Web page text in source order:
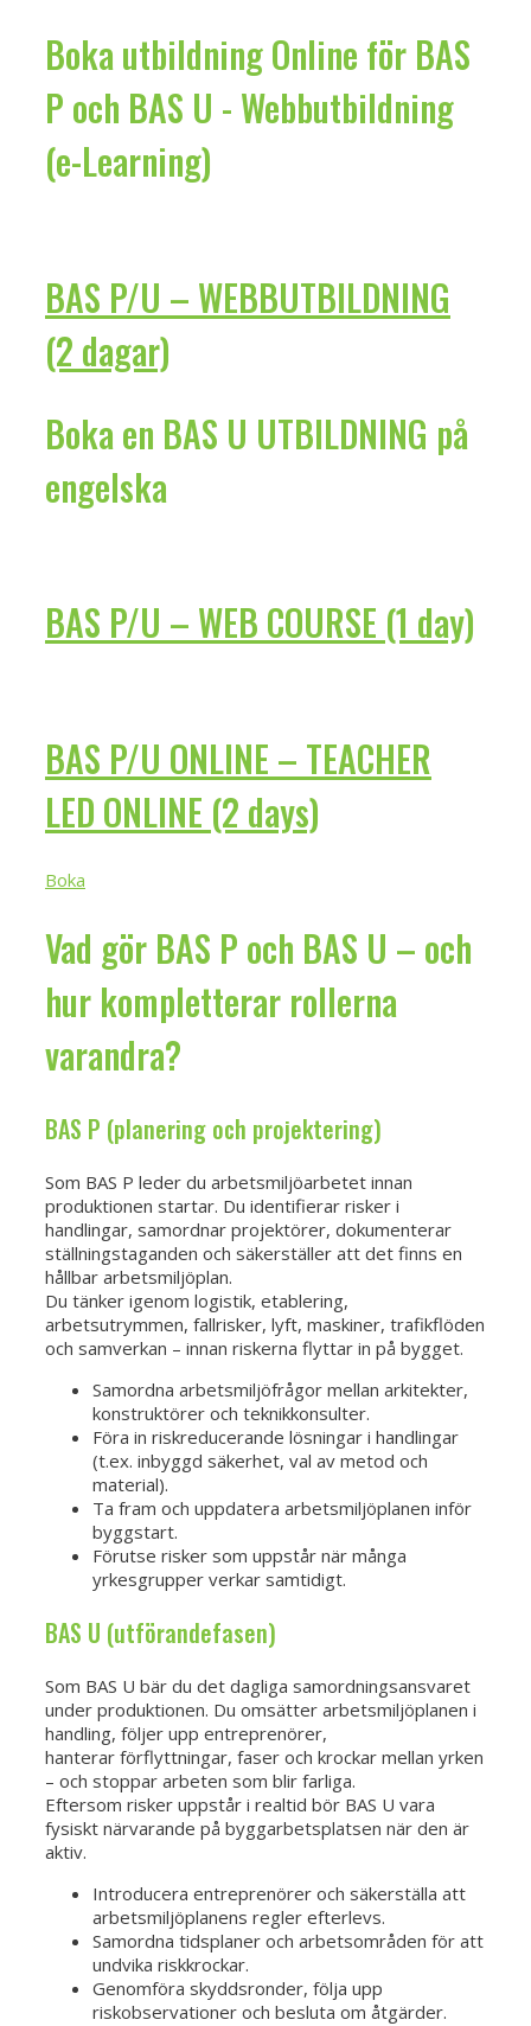
Boka utbildning Online för BAS
P och BAS U - Webbutbildning
(e-Learning)
BAS P/U – WEBBUTBILDNING
(2 dagar)
Boka en BAS U UTBILDNING på
engelska
BAS P/U – WEB COURSE (1 day)
BAS P/U ONLINE – TEACHER
LED ONLINE (2 days)
Boka
Vad gör BAS P och BAS U – och
hur kompletterar rollerna
varandra?
BAS P (planering och projektering)
Som BAS P leder du arbetsmiljöarbetet innan
produktionen startar. Du identifierar risker i
handlingar, samordnar projektörer, dokumenterar
ställningstaganden och säkerställer att det finns en
hållbar arbetsmiljöplan.
Du tänker igenom logistik, etablering,
arbetsutrymmen, fallrisker, lyft, maskiner, trafikflöden
och samverkan – innan riskerna flyttar in på bygget.
Samordna arbetsmiljöfrågor mellan arkitekter,
konstruktörer och teknikkonsulter.
Föra in riskreducerande lösningar i handlingar
(t.ex. inbyggd säkerhet, val av metod och
material).
Ta fram och uppdatera arbetsmiljöplanen inför
byggstart.
Förutse risker som uppstår när många
yrkesgrupper verkar samtidigt.
BAS U (utförandefasen)
Som BAS U bär du det dagliga samordningsansvaret
under produktionen. Du omsätter arbetsmiljöplanen i
handling, följer upp entreprenörer,
hanterar förflyttningar, faser och krockar mellan yrken
– och stoppar arbeten som blir farliga.
Eftersom risker uppstår i realtid bör BAS U vara
fysiskt närvarande på byggarbetsplatsen när den är
aktiv.
Introducera entreprenörer och säkerställa att
arbetsmiljöplanens regler efterlevs.
Samordna tidsplaner och arbetsområden för att
undvika riskkrockar.
Genomföra skyddsronder, följa upp
riskobservationer och besluta om åtgärder.